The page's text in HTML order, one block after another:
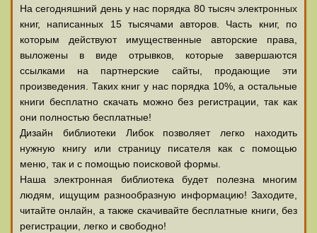
На сегодняшний день у нас порядка 80 тысяч электронных
книг, написанных 15 тысячами авторов. Часть книг, по
которым действуют имущественные авторские права,
выложены в виде отрывков, которые завершаются
ссылками на партнерские сайты, продающие эти
произведения. Таких книг у нас порядка 10%, а остальные
книги бесплатно скачать можно без регистрации, так как
они полностью бесплатные!
Дизайн библиотеки Либок позволяет легко находить
нужную книгу или страницу писателя как с помощью
меню, так и с помощью поисковой формы.
Наша электронная библиотека будет полезна многим
людям, ищущим разнообразную информацию! Заходите,
читайте онлайн, а также скачивайте бесплатные книги, без
регистрации, легко и свободно!